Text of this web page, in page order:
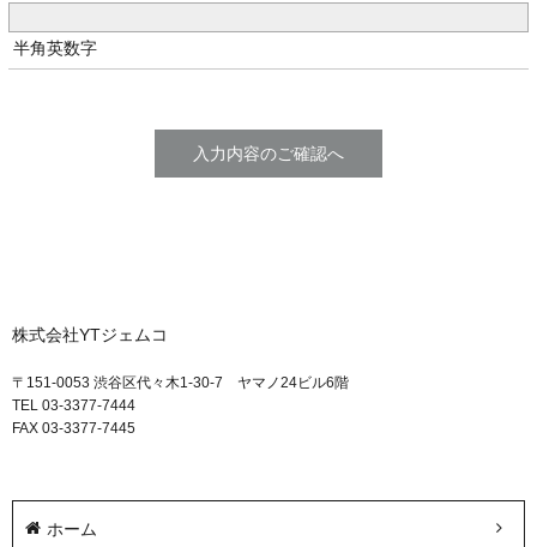
半角英数字
株式会社YTジェムコ
〒151-0053 渋谷区代々木1-30-7 ヤマノ24ビル6階
TEL 03-3377-7444
FAX 03-3377-7445
ホーム